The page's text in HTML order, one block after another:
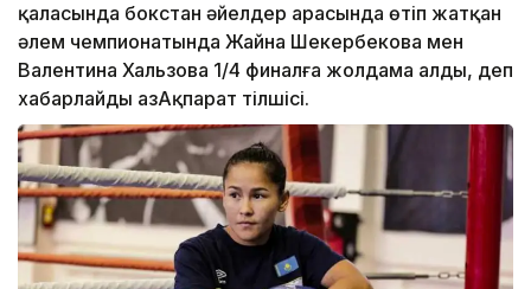
қаласында бокстан әйелдер арасында өтіп жатқан
әлем чемпионатында Жайна Шекербекова мен
Валентина Хальзова 1/4 финалға жолдама алды, деп
хабарлайды ҚазАқпарат тілшісі.